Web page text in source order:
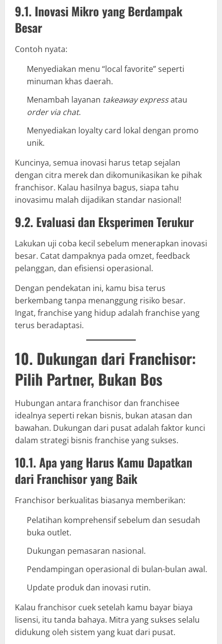
9.1. Inovasi Mikro yang Berdampak
Besar
Contoh nyata:
Menyediakan menu “local favorite” seperti
minuman khas daerah.
Menambah layanan takeaway expressatau
order via chat.
Menyediakan loyalty card lokal dengan promo
unik.
Kuncinya, semua inovasi harus tetap sejalan
dengan citra merek dan dikomunikasikan ke pihak
franchisor. Kalau hasilnya bagus, siapa tahu
inovasimu malah dijadikan standar nasional!
9.2. Evaluasi dan Eksperimen Terukur
Lakukan uji coba kecil sebelum menerapkan inovasi
besar. Catat dampaknya pada omzet, feedback
pelanggan, dan efisiensi operasional.
Dengan pendekatan ini, kamu bisa terus
berkembang tanpa menanggung risiko besar.
Ingat, franchise yang hidup adalah franchise yang
terus beradaptasi.
10. Dukungan dari Franchisor:
Pilih Partner, Bukan Bos
Hubungan antara franchisor dan franchisee
idealnya seperti rekan bisnis, bukan atasan dan
bawahan. Dukungan dari pusat adalah faktor kunci
dalam strategi bisnis franchise yang sukses.
10.1. Apa yang Harus Kamu Dapatkan
dari Franchisor yang Baik
Franchisor berkualitas biasanya memberikan:
Pelatihan komprehensif sebelum dan sesudah
buka outlet.
Dukungan pemasaran nasional.
Pendampingan operasional di bulan-bulan awal.
Update produk dan inovasi rutin.
Kalau franchisor cuek setelah kamu bayar biaya
lisensi, itu tanda bahaya. Mitra yang sukses selalu
didukung oleh sistem yang kuat dari pusat.